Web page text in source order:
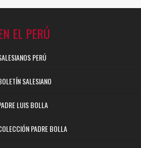
EL PERÚ
PERÚ
SALESIANO
LUIS BOLLA
PADRE BOLLA